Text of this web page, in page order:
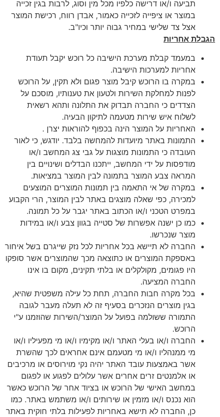
תביעה ו/או דרישה כלפיו מכל מין וסוג, לרבות בגין זכייה
במוצר או ציפייה לזכייה כאמור, אבדן רווח, רכישת המוצר
אצל צד שלישי במחיר גבוה יותר וכיו"ב.
הגבלת אחריות
במעמד קבלת מערכת הישיבה כל רוכש יקבל תעודת
אחריות למערכות הישיבה.
במקרה בו הרוכש קיבל מוצר פגום ולא תקין, על הרוכש
לפנות למחלקת השירות ולטעון את טענותיו, מוסכם על
הצדדים כי החברה תבדוק את התלונה ותהא רשאית
לשלוח איש שירות מטעמה לתיקון הבעיה.
האחריות על המוצר הינה בכפוף להוראות יצרן .
התמונות באתר מיועדות להמחשה בלבד. יודגש, כי לאור
העובדה כי התמונות מוצגות על גבי צג המחשב ו/או
מודפסות על ידי המחשב, ייתכנו הבדלים ושינויים בין
המראה צבע המוצר בתמונה לבין המוצר במציאות.
במקרה של אי התאמה בין תמונות המוצרים המוצעים
למכירה, כפי שאלה מוצגים באתר לבין המוצר, הרי הקבוע
במפרט הטכני ו/או הכתוב באתר יגבר על כל תמונה.
כמו כן ישנה אפשרות של סטייה בגוון צבע ו/או במידות
מוצר שנכרשו.
החברה לא תיישא בכל אחריות לכל נזק שייגרם בשל איחור
באספקת המוצרים או כתוצאה מכך שהמוצרים אשר סופקו
היו פגומים, מקולקלים או בלתי תקינים, מקום בו אינו
החברה המציעה.
בכל מקרה חבות החברה, תחת כל עילה משפטית שהיא,
בגין מוצרים הנזכרים בסעיף זה לא תעלה מעבר לגובה
התמורה ששולמה בפועל על המוצר/השירות שהוזמנו ע"י
הרוכש.
החברה ו/או בעלי האתר ו/או מקימיו ו/או מי מפעיליו ו/או
מי ממנהליו ו/או מי מטעמם אינם אחראים לכך שהשרת
אשר באמצעות עובד האתר יהיה נקי מוירוסים או מרכיבים
או אלמנטים זרים אחרים אשר עלולים לפגוע או לפגום
במחשב האישי של הרוכש או בציוד אחר של הרוכש כאשר
הוא נכנס ו/או מזמין או שירותים ו/או משתמש באתר. כמו
כן, החברה לא תישא באחריות לפעילות בלתי חוקית באתר